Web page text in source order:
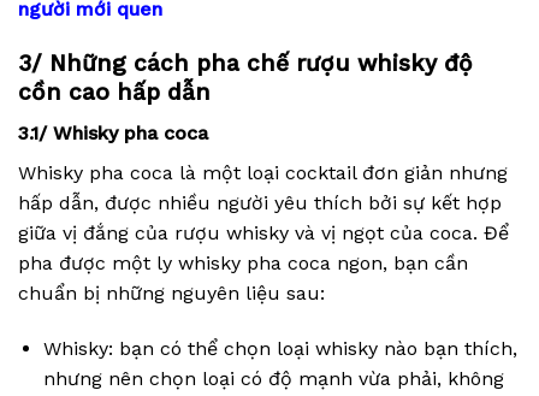
người mới quen
3/ Những cách pha chế rượu whisky độ
cồn cao hấp dẫn
3.1/ Whisky pha coca
Whisky pha coca là một loại cocktail đơn giản nhưng
hấp dẫn, được nhiều người yêu thích bởi sự kết hợp
giữa vị đắng của rượu whisky và vị ngọt của coca. Để
pha được một ly whisky pha coca ngon, bạn cần
chuẩn bị những nguyên liệu sau:
Whisky: bạn có thể chọn loại whisky nào bạn thích,
nhưng nên chọn loại có độ mạnh vừa phải, không